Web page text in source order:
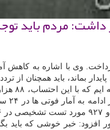
داشت: مردم باید
وی با اشاره به کاهش
بماند، باید همچنان از
افزود: خبر خوشی